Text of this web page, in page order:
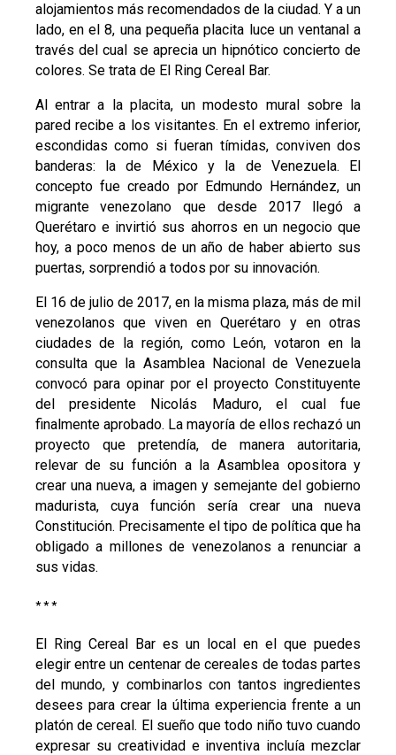
alojamientos más recomendados de la ciudad. Y a un
lado, en el 8, una pequeña placita luce un ventanal a
través del cual se aprecia un hipnótico concierto de
colores. Se trata de El Ring Cereal Bar.
Al entrar a la placita, un modesto mural sobre la
pared recibe a los visitantes. En el extremo inferior,
escondidas como si fueran tímidas, conviven dos
banderas: la de México y la de Venezuela. El
concepto fue creado por Edmundo Hernández, un
migrante venezolano que desde 2017 llegó a
Querétaro e invirtió sus ahorros en un negocio que
hoy, a poco menos de un año de haber abierto sus
puertas, sorprendió a todos por su innovación.
El 16 de julio de 2017, en la misma plaza, más de mil
venezolanos que viven en Querétaro y en otras
ciudades de la región, como León, votaron en la
consulta que la Asamblea Nacional de Venezuela
convocó para opinar por el proyecto Constituyente
del presidente Nicolás Maduro, el cual fue
finalmente aprobado. La mayoría de ellos rechazó un
proyecto que pretendía, de manera autoritaria,
relevar de su función a la Asamblea opositora y
crear una nueva, a imagen y semejante del gobierno
madurista, cuya función sería crear una nueva
Constitución. Precisamente el tipo de política que ha
obligado a millones de venezolanos a renunciar a
sus vidas.
* * *
El Ring Cereal Bar es un local en el que puedes
elegir entre un centenar de cereales de todas partes
del mundo, y combinarlos con tantos ingredientes
desees para crear la última experiencia frente a un
platón de cereal. El sueño que todo niño tuvo cuando
expresar su creatividad e inventiva incluía mezclar